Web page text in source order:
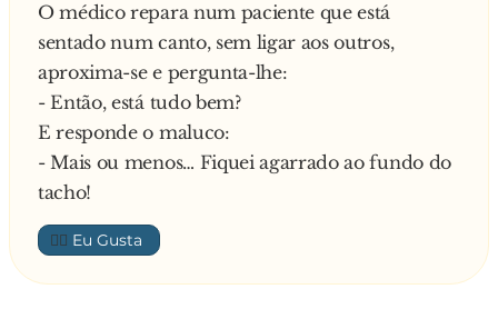
O médico repara num paciente que está
sentado num canto, sem ligar aos outros,
aproxima-se e pergunta-lhe:
- Então, está tudo bem?
E responde o maluco:
- Mais ou menos… Fiquei agarrado ao fundo do
tacho!
👍🏼